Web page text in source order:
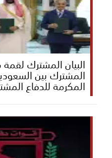
البيان المشترك
المشترك بين
المكرمة للدفاع